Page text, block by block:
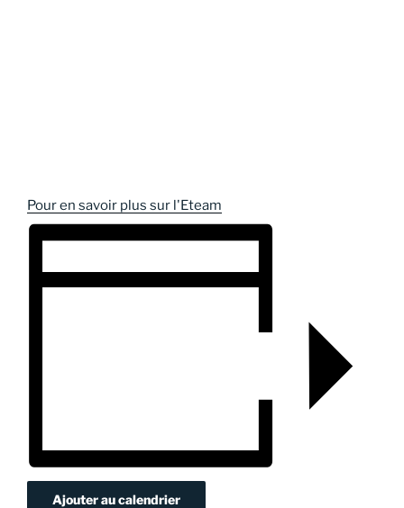
Pour en savoir plus sur l'Eteam
Ajouter au calendrier